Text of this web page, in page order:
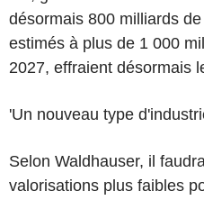
désormais 800 milliards
estimés à plus de 1 000
2027, effraient désormais
'Un nouveau type
Selon Waldhauser, il
valorisations plus faibles